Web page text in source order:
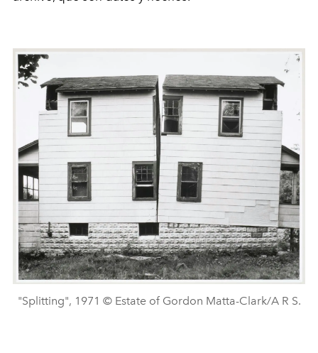
"Splitting", 1971 © Estate of Gordon Matta-Clark/A R S.